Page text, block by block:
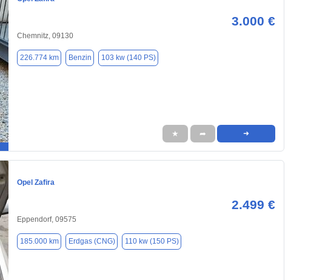
3.000 €
Chemnitz, 09130
226.774 km Benzin 103 kw (140 PS)
★ ➦ ➜
Opel Zafira
2.499 €
Eppendorf, 09575
185.000 km Erdgas (CNG) 110 kw (150 PS)